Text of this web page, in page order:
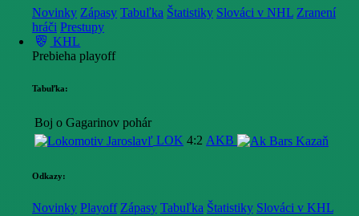
Novinky Zápasy Tabuľka Štatistiky Slováci v NHL Zranení
hráči Prestupy
KHL
Prebieha playoff
Tabuľka:
Boj o Gagarinov pohár
LOK 4:2 AKB
Odkazy:
Novinky Playoff Zápasy Tabuľka Štatistiky Slováci v KHL